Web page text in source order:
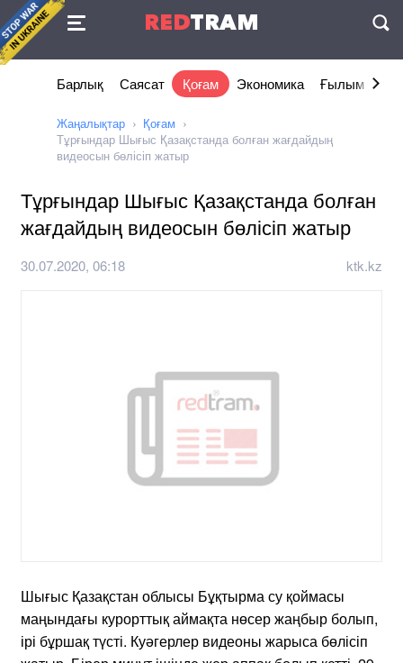
REDTRAM
Келісімі
Барлық Саясат Қоғам Экономика Ғылым және
Жаңалықтар
Қоғам
Тұрғындар Шығыс Қазақстанда болған жағдайдың
видеосын бөлісіп жатыр
Тұрғындар Шығыс Қазақстанда болған
жағдайдың видеосын бөлісіп жатыр
30.07.2020, 06:18 ktk.kz
Шығыс Қазақстан облысы Бұқтырма су қоймасы
маңындағы курорттық аймақта нөсер жаңбыр болып,
ірі бұршақ түсті. Куәгерлер видеоны жарыса бөлісіп